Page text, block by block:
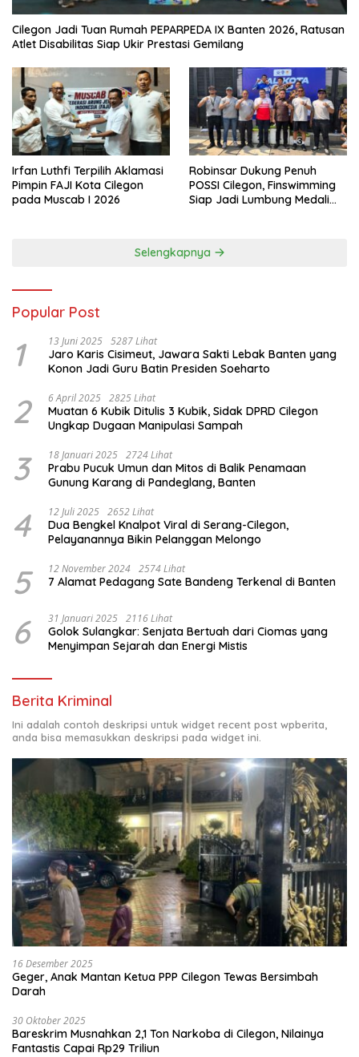
Cilegon Jadi Tuan Rumah PEPARPEDA IX Banten 2026, Ratusan
Atlet Disabilitas Siap Ukir Prestasi Gemilang
Irfan Luthfi Terpilih Aklamasi
Pimpin FAJI Kota Cilegon
pada Muscab I 2026
Robinsar Dukung Penuh
POSSI Cilegon, Finswimming
Siap Jadi Lumbung Medali
Selengkapnya
Popular Post
1 13 Juni 2025 5287 Lihat
Jaro Karis Cisimeut, Jawara Sakti Lebak Banten yang
Konon Jadi Guru Batin Presiden Soeharto
2 6 April 2025 2825 Lihat
Muatan 6 Kubik Ditulis 3 Kubik, Sidak DPRD Cilegon
Ungkap Dugaan Manipulasi Sampah
3 18 Januari 2025 2724 Lihat
Prabu Pucuk Umun dan Mitos di Balik Penamaan
Gunung Karang di Pandeglang, Banten
4 12 Juli 2025 2652 Lihat
Dua Bengkel Knalpot Viral di Serang-Cilegon,
Pelayanannya Bikin Pelanggan Melongo
5 12 November 2024 2574 Lihat
7 Alamat Pedagang Sate Bandeng Terkenal di Banten
6 31 Januari 2025 2116 Lihat
Golok Sulangkar: Senjata Bertuah dari Ciomas yang
Menyimpan Sejarah dan Energi Mistis
Berita Kriminal
Ini adalah contoh deskripsi untuk widget recent post wpberita,
anda bisa memasukkan deskripsi pada widget ini.
16 Desember 2025
Geger, Anak Mantan Ketua PPP Cilegon Tewas Bersimbah
Darah
30 Oktober 2025
Bareskrim Musnahkan 2,1 Ton Narkoba di Cilegon, Nilainya
Fantastis Capai Rp29 Triliun